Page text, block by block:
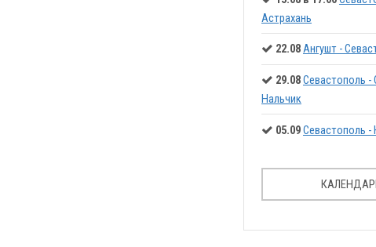
Астрахань
22.08Ангушт -
29.08Севастополь -
Нальчик
05.09Севастополь -